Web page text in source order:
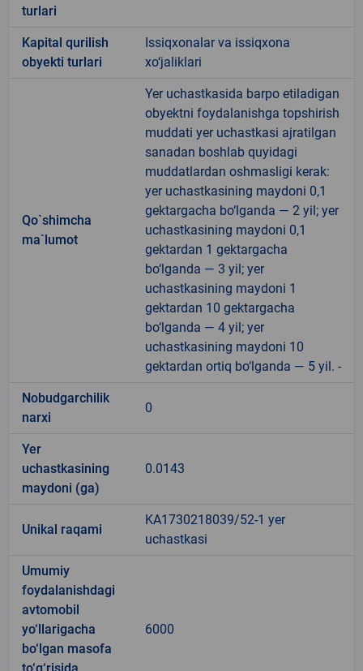
turlari
Kapital qurilish
obyekti turlari
Issiqxonalar va issiqxona
xo‘jaliklari
Qo`shimcha
ma`lumot
Yer uchastkasida barpo etiladigan
obyektni foydalanishga topshirish
muddati yer uchastkasi ajratilgan
sanadan boshlab quyidagi
muddatlardan oshmasligi kerak:
yer uchastkasining maydoni 0,1
gektargacha bo‘lganda — 2 yil; yer
uchastkasining maydoni 0,1
gektardan 1 gektargacha
bo‘lganda — 3 yil; yer
uchastkasining maydoni 1
gektardan 10 gektargacha
bo‘lganda — 4 yil; yer
uchastkasining maydoni 10
gektardan ortiq bo‘lganda — 5 yil. -
Nobudgarchilik
narxi
0
Yer
uchastkasining
maydoni (ga)
0.0143
Unikal raqami
KA1730218039/52-1 yer
uchastkasi
Umumiy
foydalanishdagi
avtomobil
yo‘llarigacha
bo‘lgan masofa
6000